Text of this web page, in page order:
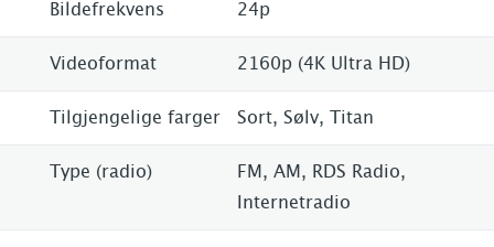
Bildefrekvens 24p
Videoformat 2160p (4K Ultra HD)
Tilgjengelige farger Sort, Sølv, Titan
Type (radio)
FM, AM, RDS Radio,
Internetradio